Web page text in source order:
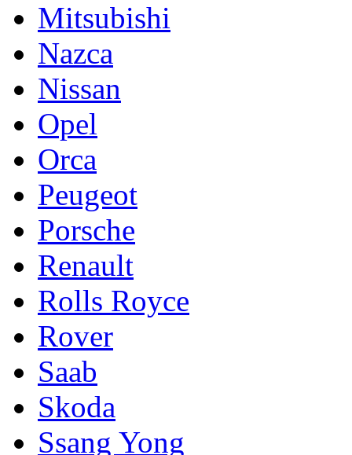
Mitsubishi
Nazca
Nissan
Opel
Orca
Peugeot
Porsche
Renault
Rolls Royce
Rover
Saab
Skoda
Ssang Yong